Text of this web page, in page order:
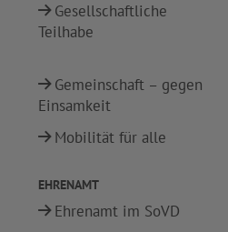
Gesellschaftliche
Teilhabe
Gemeinschaft – gegen
Einsamkeit
Mobilität für alle
EHRENAMT
Ehrenamt im SoVD